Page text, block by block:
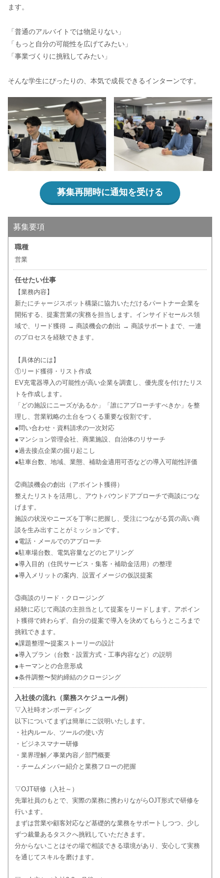
ます。
「普通のアルバイトでは物足りない」
「もっと自分の可能性を広げてみたい」
「事業づくりに挑戦してみたい」
そんな学生にぴったりの、本気で成長できるインターンです。
募集再開時に通知を受ける
募集要項
職種
営業
任せたい仕事
【業務内容】
新たにチャージスポット構築に協力いただけるパートナー企業を
開拓する、提案営業の実務を担当します。インサイドセールス領
域で、リード獲得 → 商談機会の創出 → 商談サポートまで、一連
のプロセスを経験できます。
【具体的には】
①リード獲得・リスト作成
EV充電器導入の可能性が高い企業を調査し、優先度を付けたリス
トを作成します。
「どの施設にニーズがあるか」「誰にアプローチすべきか」を整
理し、営業戦略の土台をつくる重要な役割です。
●問い合わせ・資料請求の一次対応
●マンション管理会社、商業施設、自治体のリサーチ
●過去接点企業の掘り起こし
●駐車台数、地域、業態、補助金適用可否などの導入可能性評価
②商談機会の創出（アポイント獲得）
整えたリストを活用し、アウトバウンドアプローチで商談につな
げます。
施設の状況やニーズを丁寧に把握し、受注につながる質の高い商
談を生み出すことがミッションです。
●電話・メールでのアプローチ
●駐車場台数、電気容量などのヒアリング
●導入目的（住民サービス・集客・補助金活用）の整理
●導入メリットの案内、設置イメージの仮説提案
③商談のリード・クロージング
経験に応じて商談の主担当として提案をリードします。アポイン
ト獲得で終わらず、自分の提案で導入を決めてもらうところまで
挑戦できます。
●課題整理〜提案ストーリーの設計
●導入プラン（台数・設置方式・工事内容など）の説明
●キーマンとの合意形成
●条件調整〜契約締結のクロージング
入社後の流れ（業務スケジュール例）
▽入社時オンボーディング
以下についてまずは簡単にご説明いたします。
・社内ルール、ツールの使い方
・ビジネスマナー研修
・業界理解／事業内容／部門概要
・チームメンバー紹介と業務フローの把握
▽OJT研修（入社～）
先輩社員のもとで、実際の業務に携わりながらOJT形式で研修を
行います。
まずは営業や顧客対応など基礎的な業務をサポートしつつ、少し
ずつ裁量あるタスクへ挑戦していただきます。
分からないことはその場で相談できる環境があり、安心して実務
を通じてスキルを磨けます。